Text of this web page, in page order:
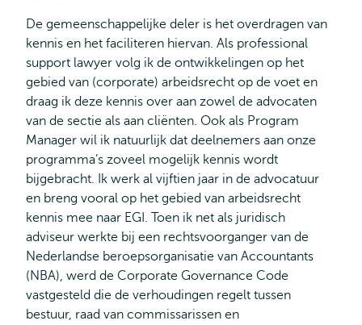
De gemeenschappelijke deler is het overdragen van
kennis en het faciliteren hiervan. Als professional
support lawyer volg ik de ontwikkelingen op het
gebied van (corporate) arbeidsrecht op de voet en
draag ik deze kennis over aan zowel de advocaten
van de sectie als aan cliënten. Ook als Program
Manager wil ik natuurlijk dat deelnemers aan onze
programma’s zoveel mogelijk kennis wordt
bijgebracht. Ik werk al vijftien jaar in de advocatuur
en breng vooral op het gebied van arbeidsrecht
kennis mee naar EGI. Toen ik net als juridisch
adviseur werkte bij een rechtsvoorganger van de
Nederlandse beroepsorganisatie van Accountants
(NBA), werd de Corporate Governance Code
vastgesteld die de verhoudingen regelt tussen
bestuur, raad van commissarissen en